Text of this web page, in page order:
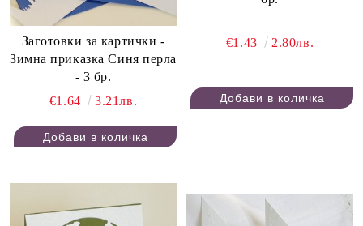
Заготовки за картички -
Зимна приказка Синя перла
- 3 бр.
€1.64
3.21лв.
€1.43 2.80лв.